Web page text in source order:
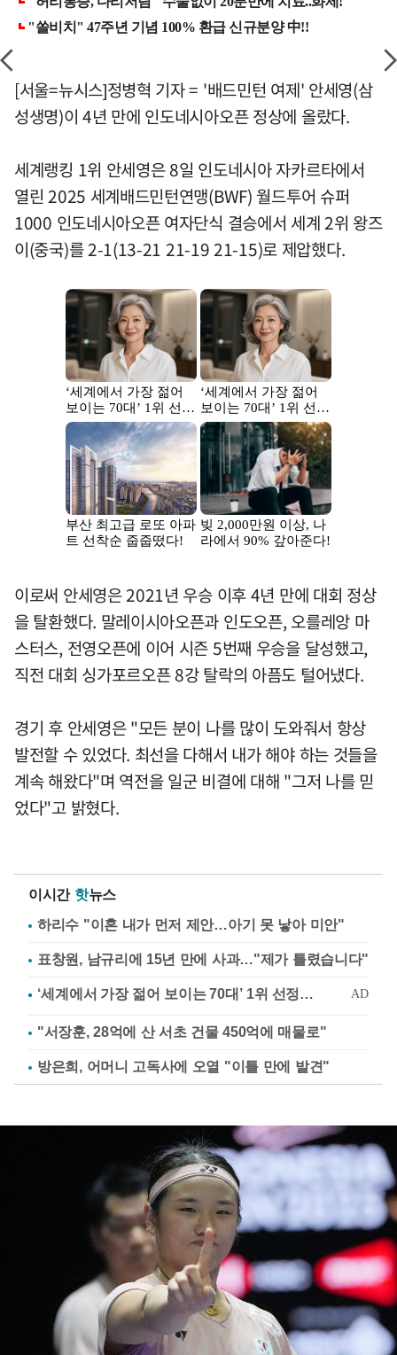
[서울=뉴시스]정병혁 기자 = '배드민턴 여제' 안세영(삼
성생명)이 4년 만에 인도네시아오픈 정상에 올랐다.
세계랭킹 1위 안세영은 8일 인도네시아 자카르타에서
열린 2025 세계배드민턴연맹(BWF) 월드투어 슈퍼
1000 인도네시아오픈 여자단식 결승에서 세계 2위 왕즈
이(중국)를 2-1(13-21 21-19 21-15)로 제압했다.
이로써 안세영은 2021년 우승 이후 4년 만에 대회 정상
을 탈환했다. 말레이시아오픈과 인도오픈, 오를레앙 마
스터스, 전영오픈에 이어 시즌 5번째 우승을 달성했고,
직전 대회 싱가포르오픈 8강 탈락의 아픔도 털어냈다.
경기 후 안세영은 "모든 분이 나를 많이 도와줘서 항상
발전할 수 있었다. 최선을 다해서 내가 해야 하는 것들을
계속 해왔다"며 역전을 일군 비결에 대해 "그저 나를 믿
었다"고 밝혔다.
이시간 핫뉴스
하리수 "이혼 내가 먼저 제안…아기 못 낳아 미안"
표창원, 남규리에 15년 만에 사과…"제가 틀렸습니다"
"서장훈, 28억에 산 서초 건물 450억에 매물로"
방은희, 어머니 고독사에 오열 "이틀 만에 발견"